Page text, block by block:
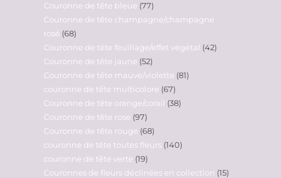
Couronne de tête bleue 77
Couronne de tête champagne/champagne
rosé 68
Couronne de tête feuillage/effet végétal 42
Couronne de tête jaune 52
Couronne de tête mauve/violette 81
couronne de tête multicolore 67
Couronne de tête orange/corail 38
Couronne de tête rose 97
Couronne de tête rouge 68
couronne de tête toutes fleurs 140
couronne de tête verte 19
Couronnes de fleurs déclinées en collection 15